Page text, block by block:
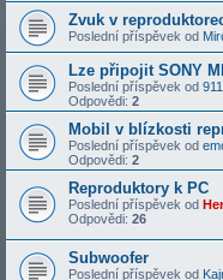
Zvuk v
Poslední příspěvek od
Lze připojit SONY
Poslední příspěvek od 911
Odpovědi: 2
Mobil v blízkosti
Poslední příspěvek od
Odpovědi: 2
Reproduktory k PC
Poslední příspěvek od
Odpovědi: 26
Subwoofer
Poslední příspěvek od